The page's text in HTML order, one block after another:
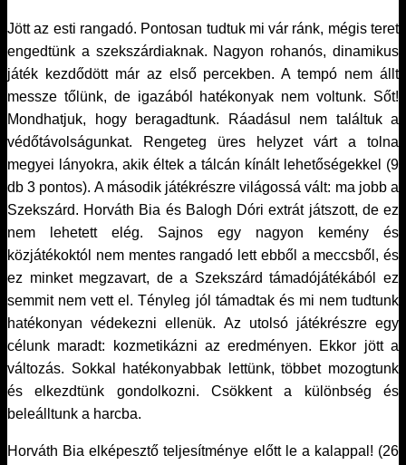
Jött az esti rangadó. Pontosan tudtuk mi vár ránk, mégis teret
engedtünk a szekszárdiaknak. Nagyon rohanós, dinamikus
játék kezdődött már az első percekben. A tempó nem állt
messze tőlünk, de igazából hatékonyak nem voltunk. Sőt!
Mondhatjuk, hogy beragadtunk. Ráadásul nem találtuk a
védőtávolságunkat. Rengeteg üres helyzet várt a tolna
megyei lányokra, akik éltek a tálcán kínált lehetőségekkel (9
db 3 pontos). A második játékrészre világossá vált: ma jobb a
Szekszárd. Horváth Bia és Balogh Dóri extrát játszott, de ez
nem lehetett elég. Sajnos egy nagyon kemény és
közjátékoktól nem mentes rangadó lett ebből a meccsből, és
ez minket megzavart, de a Szekszárd támadójátékából ez
semmit nem vett el. Tényleg jól támadtak és mi nem tudtunk
hatékonyan védekezni ellenük. Az utolsó játékrészre egy
célunk maradt: kozmetikázni az eredményen. Ekkor jött a
változás. Sokkal hatékonyabbak lettünk, többet mozogtunk
és elkezdtünk gondolkozni. Csökkent a különbség és
beleálltunk a harcba.
Horváth Bia elképesztő teljesítménye előtt le a kalappal! (26